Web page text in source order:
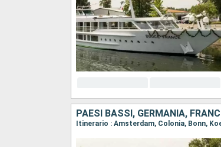
PAESI BASSI, GERMANIA,
Itinerario : Amsterdam, Colonia, Bonn,